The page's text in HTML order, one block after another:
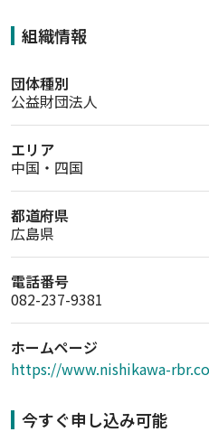
組織情報
団体種別
公益財団法人
エリア
中国・四国
都道府県
広島県
電話番号
082-237-9381
ホームページ
https://www.nishikawa-
今すぐ申し込み可能